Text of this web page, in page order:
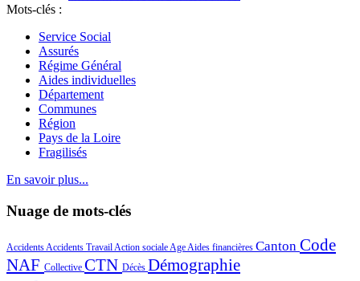
Mots-clés :
Service Social
Assurés
Régime Général
Aides individuelles
Département
Communes
Région
Pays de la Loire
Fragilisés
En savoir plus...
Nuage de mots-clés
Accidents Accidents Travail Action sociale Age Aides financières Canton Code
NAF Collective CTN Décès Démographie